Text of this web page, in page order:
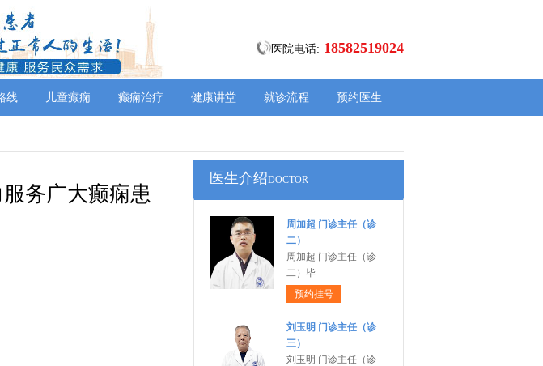
医院电话: 18582519024
线 儿童癫痫 癫痫治疗 健康讲堂 就诊流程 预约医生
务广大癫痫患
医生介绍DOCTOR
周加超 门诊主任（诊
二）
周加超 门诊主任（诊
二）毕
预约挂号
刘玉明 门诊主任（诊
三）
刘玉明 门诊主任（诊